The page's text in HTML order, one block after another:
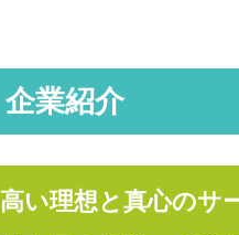
企業紹介
高い理想と真心のサ